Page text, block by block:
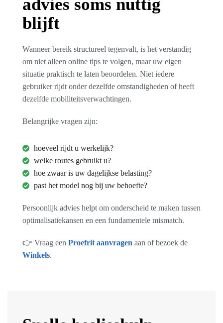
advies soms nuttig
blijft
Wanneer bereik structureel tegenvalt, is het verstandig
om niet alleen online tips te volgen, maar uw eigen
situatie praktisch te laten beoordelen. Niet iedere
gebruiker rijdt onder dezelfde omstandigheden of heeft
dezelfde mobiliteitsverwachtingen.
Belangrijke vragen zijn:
hoeveel rijdt u werkelijk?
welke routes gebruikt u?
hoe zwaar is uw dagelijkse belasting?
past het model nog bij uw behoefte?
Persoonlijk advies helpt om onderscheid te maken tussen
optimalisatiekansen en een fundamentele mismatch.
👉 Vraag een Proefrit aanvragen aan of bezoek de
Winkels.